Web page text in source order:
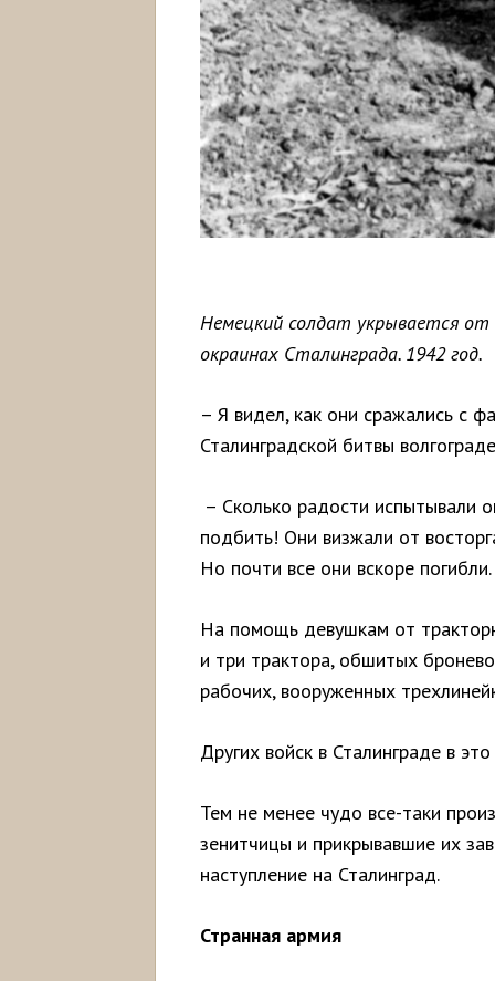
Немецкий солдат укрывается от
окраинах Сталинграда. 1942 год.
– Я видел, как они сражались с
Сталинградской битвы
– Сколько радости испытывали
подбить! Они визжали от
Но почти все они вскоре
На помощь девушкам от
и три трактора, обшитых
рабочих, вооруженных
Других войск в Сталинграде в
Тем не менее чудо все-таки
зенитчицы и прикрывавшие их
наступление на Сталинград.
Странная армия